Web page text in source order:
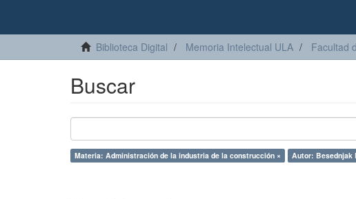
Biblioteca Digital Memoria Intelectual ULA Facultad
Buscar
Materia: Administración de la industria de la construcción × Autor: Besednjak